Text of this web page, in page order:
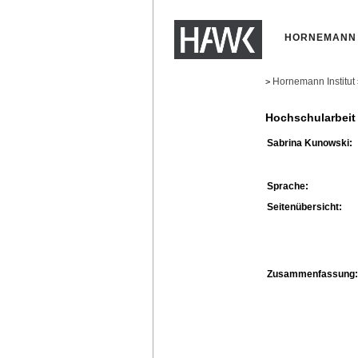
> Hornemann Institut
Hochschularbeit
Sabrina Kunowski:
Sprache:
Seitenübersicht:
Zusammenfassung: